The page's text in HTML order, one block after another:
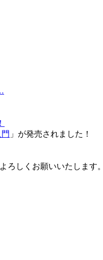
」が発売されました！
ろしくお願いいたします。